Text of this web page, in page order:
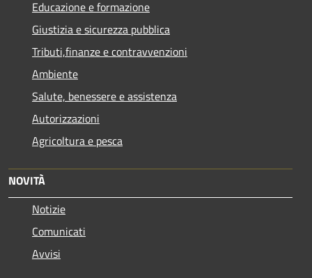
Educazione e formazione
Giustizia e sicurezza pubblica
Tributi,finanze e contravvenzioni
Ambiente
Salute, benessere e assistenza
Autorizzazioni
Agricoltura e pesca
NOVITÀ
Notizie
Comunicati
Avvisi